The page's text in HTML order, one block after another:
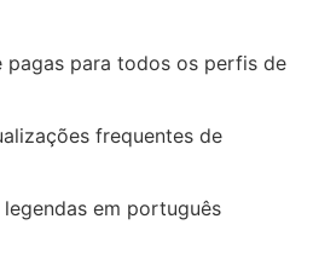
pagas para todos os perfis de
frequentes de
em português